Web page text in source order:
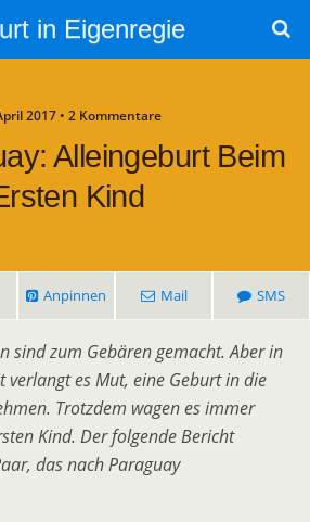
in Eigenregie
2017 • 2 Kommentare
Alleingeburt Beim
Kind
Anpinnen Mail SMS
sind zum Gebären gemacht. Aber in
verlangt es Mut, eine Geburt in die
Trotzdem wagen es immer
Kind. Der folgende Bericht
das nach Paraguay